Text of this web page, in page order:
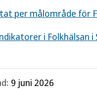
per målområde för
i Folkhälsan i
9 juni 2026